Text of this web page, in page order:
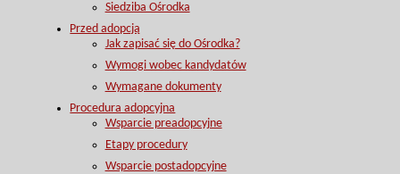
Siedziba Ośrodka
Przed adopcją
Jak zapisać się do Ośrodka?
Wymogi wobec kandydatów
Wymagane dokumenty
Procedura adopcyjna
Wsparcie preadopcyjne
Etapy procedury
Wsparcie postadopcyjne